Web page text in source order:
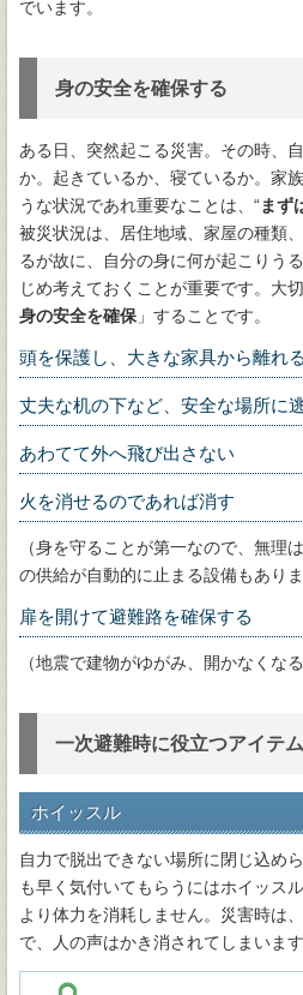
でいます。
身の安全を確保する
ある日、突然起こる災害。その時、
か。起きているか、寝ているか。家
うな状況であれ重要なことは、“ まず
被災状況は、居住地域、家屋の種類
るが故に、自分の身に何が起こりう
じめ考えておくことが重要です。大
身の安全を確保 」することです。
頭を保護し、大きな家具から離れる
丈夫な机の下など、安全な場所に
あわてて外へ飛び出さない
火を消せるのであれば消す
（身を守ることが第一なので、無理
の供給が自動的に止まる設備もありま
扉を開けて避難路を確保する
（地震で建物がゆがみ、開かなくな
一次避難時に役立つアイテム
ホイッスル
自力で脱出できない場所に閉じ込め
も早く気付いてもらうにはホイッス
より体力を消耗しません。災害時は
で、人の声はかき消されてしまいます